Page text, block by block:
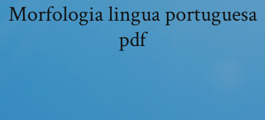
Morfologia lingua portuguesa
pdf